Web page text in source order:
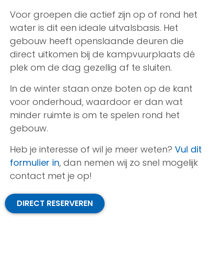
Voor groepen die actief zijn op of rond het
water is dit een ideale uitvalsbasis. Het
gebouw heeft openslaande deuren die
direct uitkomen bij de kampvuurplaats dé
plek om de dag gezellig af te sluiten.
In de winter staan onze boten op de kant
voor onderhoud, waardoor er dan wat
minder ruimte is om te spelen rond het
gebouw.
Heb je interesse of wil je meer weten? Vul dit
formulier in, dan nemen wij zo snel mogelijk
contact met je op!
DIRECT RESERVEREN